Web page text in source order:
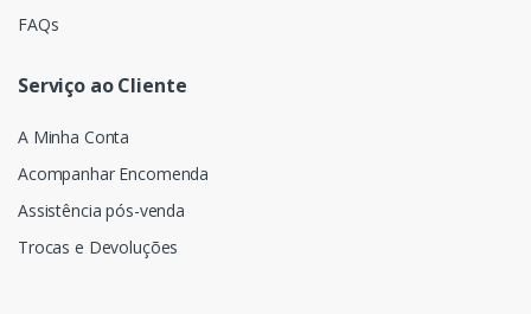
FAQs
Serviço ao Cliente
A Minha Conta
Acompanhar Encomenda
Assistência pós-venda
Trocas e Devoluções